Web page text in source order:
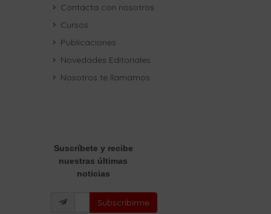
Contacta con nosotros
Cursos
Publicaciones
Novedades Editoriales
Nosotros te llamamos
Suscríbete y recibe
nuestras últimas
noticias
Subscribirme